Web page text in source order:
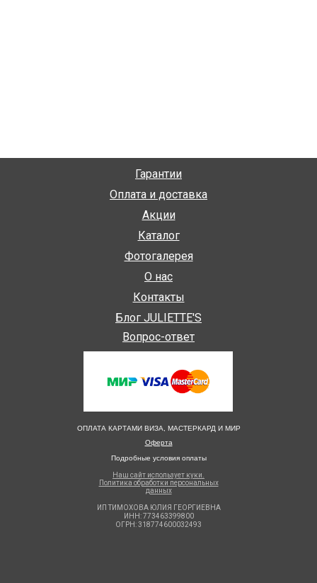
ОПЛАТА КАРТАМИ ВИЗА, МАСТЕРКАРД И МИР
Оферта
Подробные условия оплаты
Гарантии
Оплата и доставка
Акции
Каталог
О нас
Наш сайт использует куки.
Политика обработки персональных
данных
Контакты
Блог JULIETTE'S
Фотогалерея
ИП ТИМОХОВА ЮЛИЯ ГЕОРГИЕВНА
ИНН: 773463399800
ОГРН: 318774600032493
Вопрос-ответ